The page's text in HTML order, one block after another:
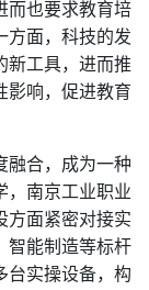
而也要求教育培
方面，科技的发
新工具，进而推
影响，促进教育
融合，成为一种
，南京工业职业
方面紧密对接实
智能制造等标杆
台实操设备，构